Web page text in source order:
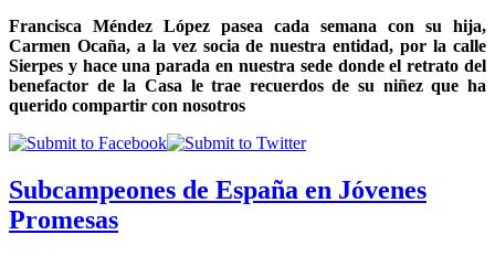
Francisca Méndez López pasea cada semana con su hija,
Carmen Ocaña, a la vez socia de nuestra entidad, por la calle
Sierpes y hace una parada en nuestra sede donde el retrato del
benefactor de la Casa le trae recuerdos de su niñez que ha
querido compartir con nosotros
Subcampeones de España en Jóvenes
Promesas